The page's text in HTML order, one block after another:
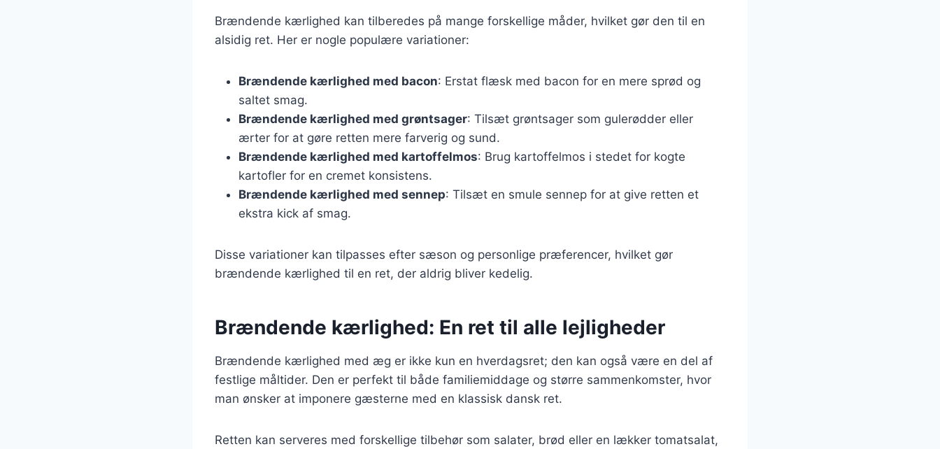
Brændende kærlighed kan tilberedes på mange forskellige måder, hvilket gør den til en
alsidig ret. Her er nogle populære variationer:
Brændende kærlighed med bacon: Erstat flæsk med bacon for en mere sprød og
saltet smag.
Brændende kærlighed med grøntsager: Tilsæt grøntsager som gulerødder eller
ærter for at gøre retten mere farverig og sund.
Brændende kærlighed med kartoffelmos: Brug kartoffelmos i stedet for kogte
kartofler for en cremet konsistens.
Brændende kærlighed med sennep: Tilsæt en smule sennep for at give retten et
ekstra kick af smag.
Disse variationer kan tilpasses efter sæson og personlige præferencer, hvilket gør
brændende kærlighed til en ret, der aldrig bliver kedelig.
Brændende kærlighed: En ret til alle lejligheder
Brændende kærlighed med æg er ikke kun en hverdagsret; den kan også være en del af
festlige måltider. Den er perfekt til både familiemiddage og større sammenkomster, hvor
man ønsker at imponere gæsterne med en klassisk dansk ret.
Retten kan serveres med forskellige tilbehør som salater, brød eller en lækker tomatsalat,